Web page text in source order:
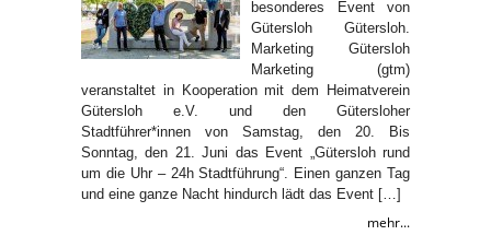
besonderes Event von
Gütersloh Gütersloh.
Marketing Gütersloh
Marketing (gtm)
veranstaltet in Kooperation mit dem Heimatverein
Gütersloh e.V. und den Gütersloher
Stadtführer*innen von Samstag, den 20. Bis
Sonntag, den 21. Juni das Event „Gütersloh rund
um die Uhr – 24h Stadtführung“. Einen ganzen Tag
und eine ganze Nacht hindurch lädt das Event […]
mehr...